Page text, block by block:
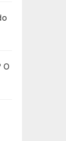
O